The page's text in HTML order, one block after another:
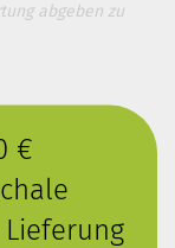
abgeben zu
€